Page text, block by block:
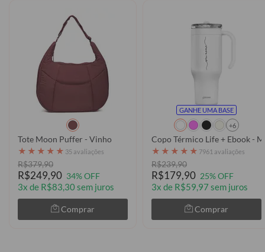
Tote Moon Puffer - Vinho
★ ★ ★ ★ ★ 35 avaliações
R$379,90
R$249,90 34% OFF
3x de R$83,30 sem juros
Comprar
GANHE UMA BASE
+6
Copo Térmico Life + Ebook -
★ ★ ★ ★ ★ 7961 avaliações
R$239,90
R$179,90 25% OFF
3x de R$59,97 sem juros
Comprar